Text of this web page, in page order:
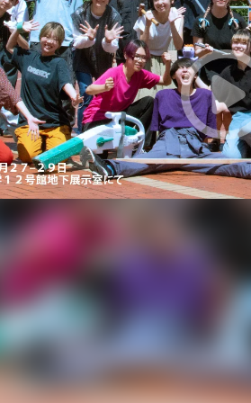
まちづくり・地域活性化